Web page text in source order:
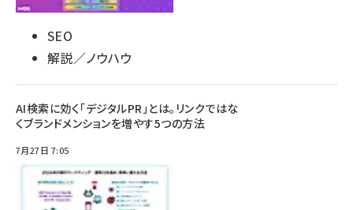
SEO
解説／ノウハウ
AI検索に効く「デジタルPR」とは。リンクではな
くブランドメンションを増やす5つの方法
7月27日 7:05